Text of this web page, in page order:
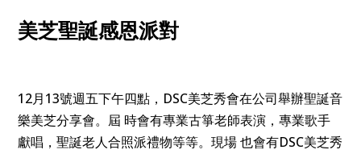
美芝聖誕感恩派對
12月13號週五下午四點，DSC美芝秀會在公司舉辦聖誕音
樂美芝分享會。屆 時會有專業古箏老師表演，專業歌手
獻唱，聖誕老人合照派禮物等等。現場 也會有DSC美芝秀